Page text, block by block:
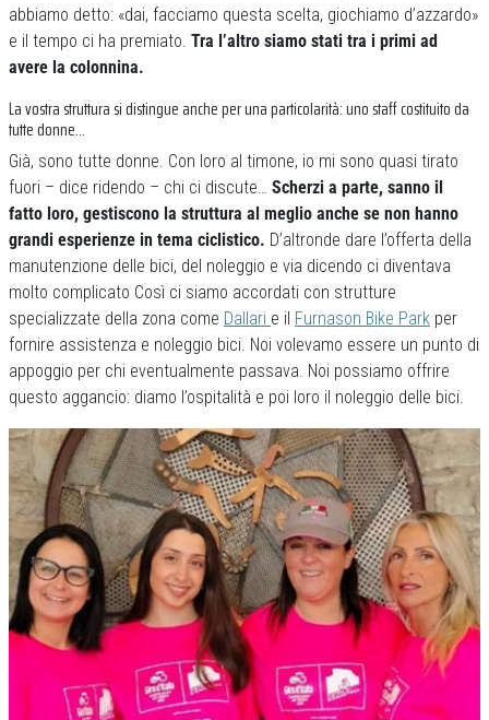
abbiamo detto: «dai, facciamo questa scelta, giochiamo d’azzardo»
e il tempo ci ha premiato. Tra l’altro siamo stati tra i primi ad
avere la colonnina.
La vostra struttura si distingue anche per una particolarità: uno staff costituito da
tutte donne…
Già, sono tutte donne. Con loro al timone, io mi sono quasi tirato
fuori – dice ridendo – chi ci discute… Scherzi a parte, sanno il
fatto loro, gestiscono la struttura al meglio anche se non hanno
grandi esperienze in tema ciclistico. D’altronde dare l’offerta della
manutenzione delle bici, del noleggio e via dicendo ci diventava
molto complicato Così ci siamo accordati con strutture
specializzate della zona come Dallari e il Furnason Bike Park per
fornire assistenza e noleggio bici. Noi volevamo essere un punto di
appoggio per chi eventualmente passava. Noi possiamo offrire
questo aggancio: diamo l’ospitalità e poi loro il noleggio delle bici.